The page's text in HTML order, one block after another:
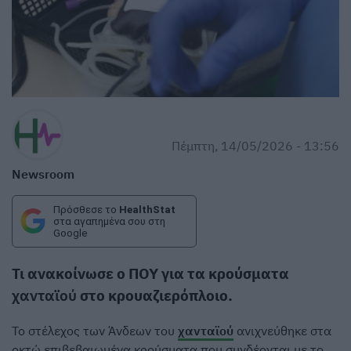
Newsroom
Πέμπτη, 14/05/2026 - 13:56
Πρόσθεσε το HealthStat
στα αγαπημένα σου στη
Google
Τι ανακοίνωσε ο ΠΟΥ για τα κρούσματα
χανταϊού στο κρουαζιερόπλοιο.
Το στέλεχος των Άνδεων του χανταϊού ανιχνεύθηκε στα